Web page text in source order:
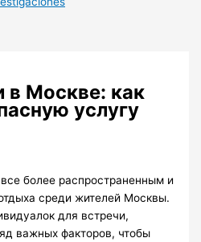
в Москве: как
услугу
более распространенным и
среди жителей Москвы.
для встречи,
важных факторов, чтобы